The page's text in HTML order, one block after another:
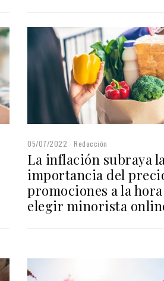
05/07/2022 Redacción
La inflación subraya la
importancia del
promociones a la
elegir minorista